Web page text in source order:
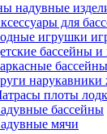
надувные
для
игрушки
бассейны
бассейны
нарукавники
плоты
бассейны
мячи